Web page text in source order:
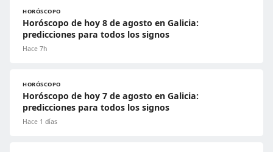
HORÓSCOPO
Horóscopo de hoy 8 de agosto en Galicia:
predicciones para todos los signos
Hace 7h
HORÓSCOPO
Horóscopo de hoy 7 de agosto en Galicia:
predicciones para todos los signos
Hace 1 días